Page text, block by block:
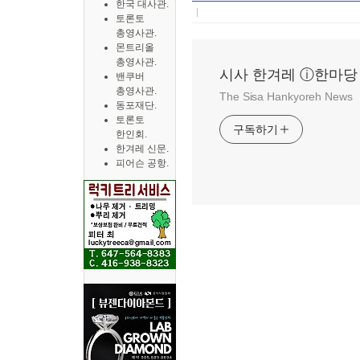
한국 대사관.
토론토
총영사관.
몬트리올
총영사관.
밴쿠버
총영사관.
동포재단.
토론토
한인회.
한겨레 신문.
피어슨 공항.
시사 한겨레 ⓘ한마당
The Sisa Hankyoreh News
구독하기